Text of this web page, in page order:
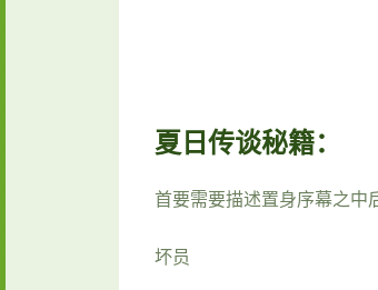
夏日传谈秘籍：
首要需要描述置身序幕之中
坏员